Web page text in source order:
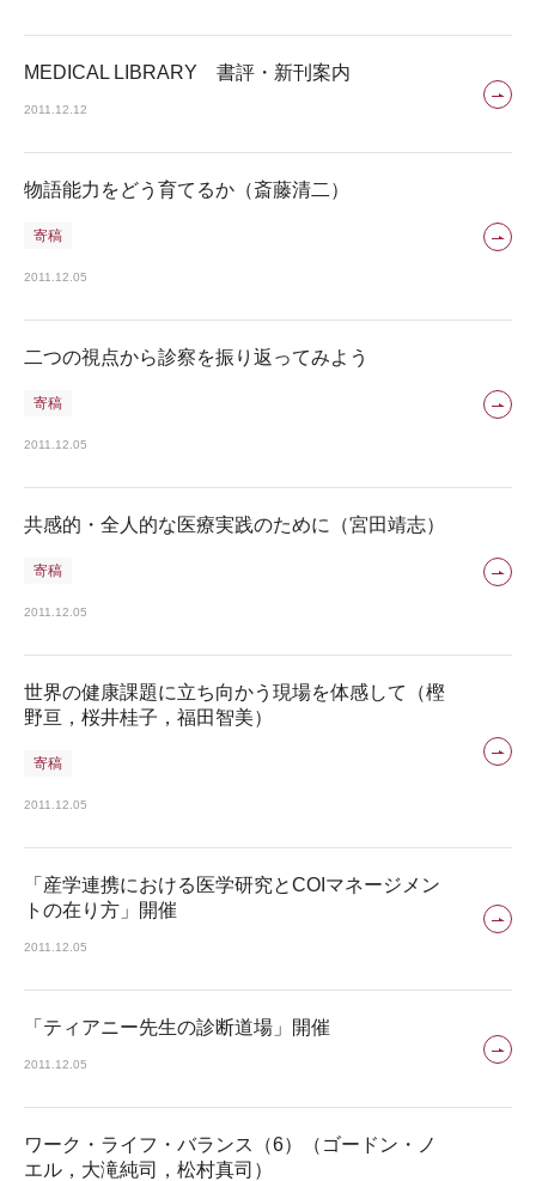
MEDICAL LIBRARY 書評・新刊案内
2011.12.12
物語能力をどう育てるか（斎藤清二）
寄稿
2011.12.05
二つの視点から診察を振り返ってみよう
寄稿
2011.12.05
共感的・全人的な医療実践のために（宮田靖志）
寄稿
2011.12.05
世界の健康課題に立ち向かう現場を体感して（樫
野亘，桜井桂子，福田智美）
寄稿
2011.12.05
「産学連携における医学研究とCOIマネージメン
トの在り方」開催
2011.12.05
「ティアニー先生の診断道場」開催
2011.12.05
ワーク・ライフ・バランス（6）（ゴードン・ノ
エル，大滝純司，松村真司）